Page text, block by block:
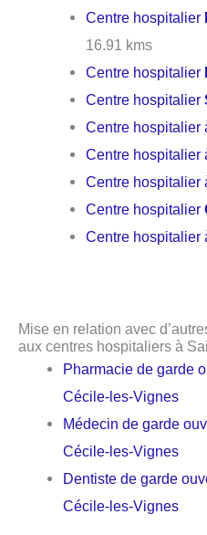
Centre hospitalier
16.91 kms
Centre hospitalier
Centre hospitalier
Centre hospitalier
Centre hospitalier
Centre hospitalier
Centre hospitalier
Centre hospitalier
Mise en relation avec
aux centres hospitaliers à
Pharmacie de garde
Cécile-les-Vignes
Médecin de garde
Cécile-les-Vignes
Dentiste de garde
Cécile-les-Vignes